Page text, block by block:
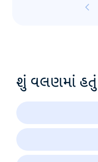
શું વલણમાં હતું